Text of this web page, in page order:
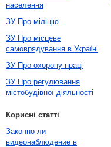
населення
ЗУ Про міліцію
ЗУ Про місцеве
самоврядування в Україні
ЗУ Про охорону праці
ЗУ Про регулювання
містобудівної діяльності
Корисні статті
Законно ли
видеонаблюдение в